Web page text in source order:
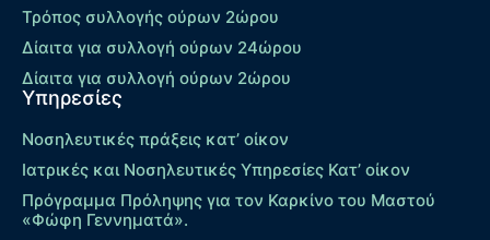
Τρόπος συλλογής ούρων 2ώρου
Δίαιτα για συλλογή ούρων 24ώρου
Δίαιτα για συλλογή ούρων 2ώρου
Υπηρεσίες
Νοσηλευτικές πράξεις κατ’ οίκον
Ιατρικές και Νοσηλευτικές Υπηρεσίες Κατ’ οίκον
Πρόγραμμα Πρόληψης για τον Καρκίνο του Μαστού
«Φώφη Γεννηματά».